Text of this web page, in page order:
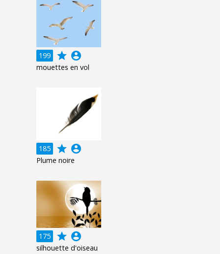
199 grade account_circle
mouettes en vol
185 grade account_circle
Plume noire
175 grade account_circle
silhouette d'oiseau